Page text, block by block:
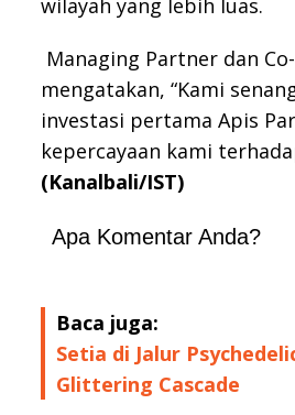
Managing Partner dan
mengatakan, “Kami
investasi pertama Apis
kepercayaan kami
(Kanalbali/IST)
Apa Komentar Anda?
Baca juga:
Setia di Jalur
Glittering Cascade